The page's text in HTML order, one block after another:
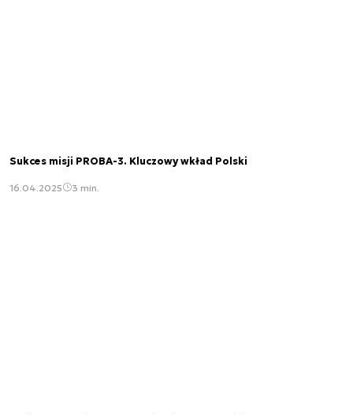
Sukces misji PROBA-3. Kluczowy wkład Polski
16.04.2025 3 min.